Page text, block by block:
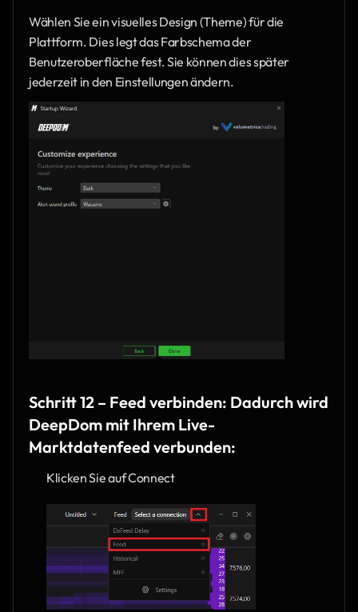
Wählen Sie ein visuelles Design (Theme) für die
Plattform. Dies legt das Farbschema der
Benutzeroberfläche fest. Sie können dies später
jederzeit in den Einstellungen ändern.
Schritt 12 – Feed verbinden: Dadurch wird
DeepDom mit Ihrem Live-
Marktdatenfeed verbunden:
Klicken Sie auf Connect